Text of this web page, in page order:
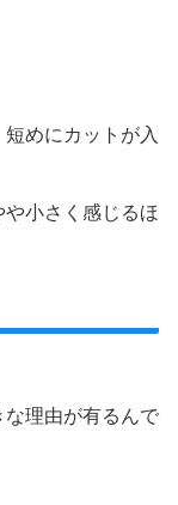
めにカットが入
小さく感じるほ
理由が有るんで